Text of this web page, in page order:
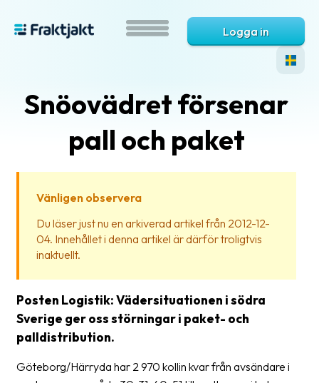
är
Fraktjakt?
Hjälp?
Vanliga
frågor
&
svar
Logga in
Snöovädret försenar
pall och paket
Vänligen observera
Du läser just nu en arkiverad artikel från 2012-12-
04. Innehållet i denna artikel är därför troligtvis
inaktuellt.
Posten Logistik: Vädersituationen i södra
Sverige ger oss störningar i paket- och
palldistribution.
Göteborg/Härryda har 2 970 kollin kvar från avsändare i